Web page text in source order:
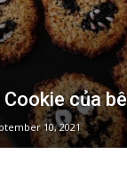
của
10, 2021